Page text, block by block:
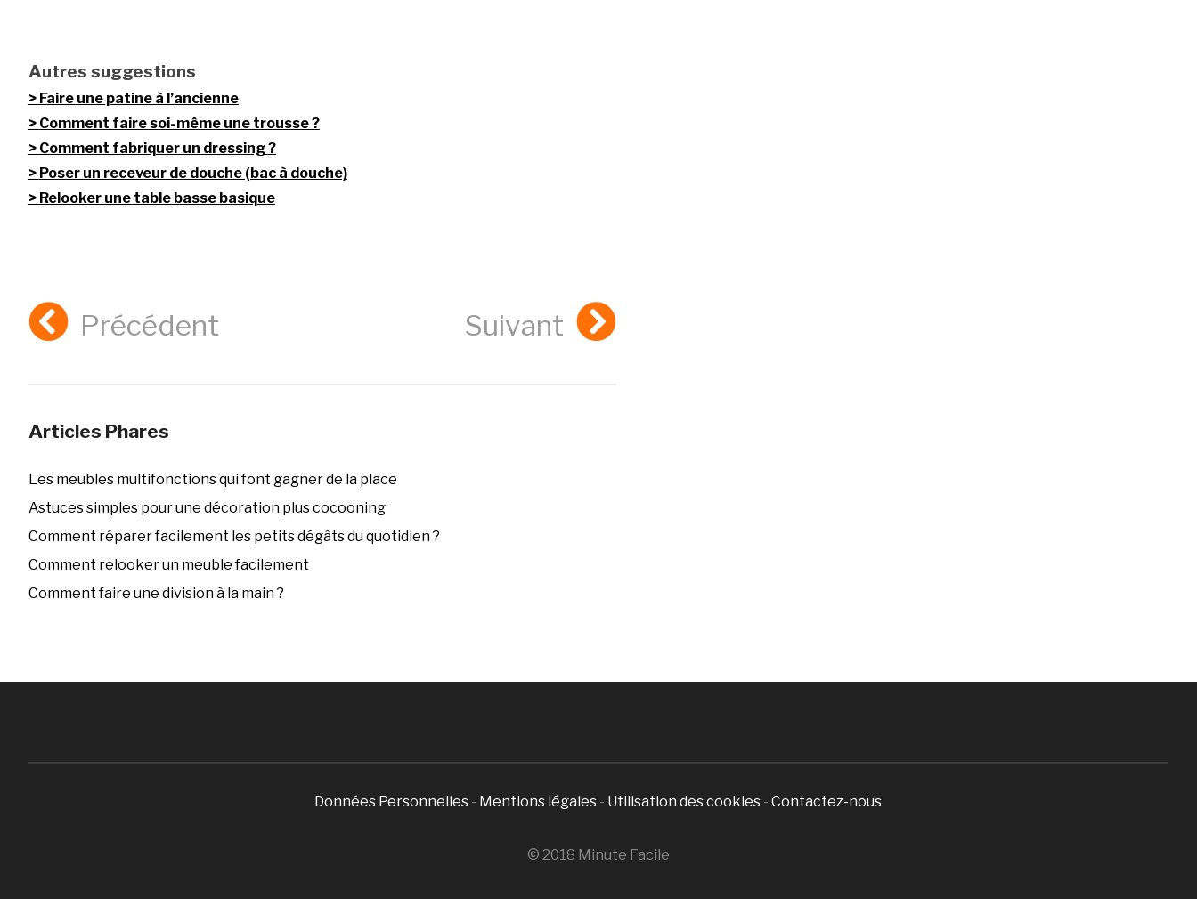
Autres suggestions
Faire une patine à l’ancienne
Comment faire soi-même une trousse ?
Comment fabriquer un dressing ?
Poser un receveur de douche (bac à douche)
Relooker une table basse basique
Précédent Suivant
Articles Phares
Les meubles multifonctions qui font gagner de la place
Astuces simples pour une décoration plus cocooning
Comment réparer facilement les petits dégâts du quotidien ?
Comment relooker un meuble facilement
Comment faire une division à la main ?
Données Personnelles - Mentions légales - Utilisation des cookies -Contactez-nous
© 2018 Minute Facile